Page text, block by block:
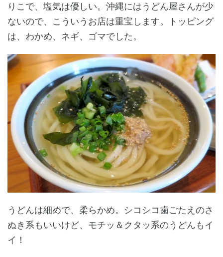
りこで、塩気は優しい。沖縄にはうどん屋さんが少
ないので、こういうお店は重宝します。トッピング
は、わかめ、ネギ、ゴマでした。
うどんは細めで、柔らかめ。シコシコ歯ごたえのさ
ぬき系もいいけど、モチッ＆クタッ系のうどんもイ
イ！